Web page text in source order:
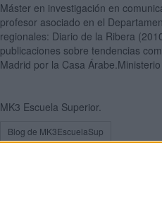
Máster en investigación en
profesor asociado en el
regionales: Diario de la Ribera
publicaciones sobre tendencias
Madrid por la Casa
MK3 Escuela Superior.
Blog de MK3EscuelaSup